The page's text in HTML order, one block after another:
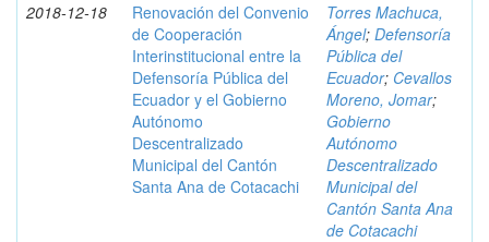
2018-12-18
Renovación del Convenio
de Cooperación
Interinstitucional entre la
Defensoría Pública del
Ecuador y el Gobierno
Autónomo
Descentralizado
Municipal del Cantón
Santa Ana de Cotacachi
Torres Machuca,
Ángel; Defensoría
Pública del
Ecuador; Cevallos
Moreno, Jomar;
Gobierno
Autónomo
Descentralizado
Municipal del
Cantón Santa Ana
de Cotacachi